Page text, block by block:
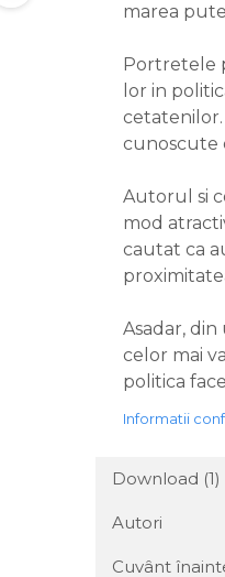
marea
Portretele
lor in
cunoscute
Autorul si
mod
cautat ca
Asadar,
celor mai
politica
Informatii
Download (1)
Autori
Cuvânt